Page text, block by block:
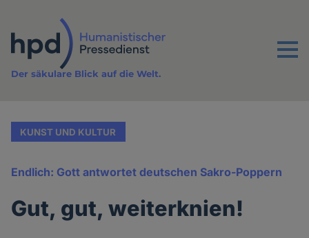
Inhalt
Menu
Der säkulare Blick auf die Welt.
KUNST UND KULTUR
Endlich: Gott antwortet deutschen Sakro-Poppern
Gut, gut, weiterknien!